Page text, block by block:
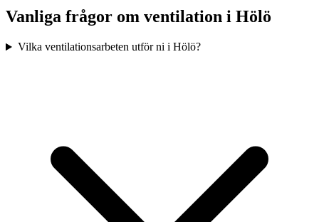
Vanliga frågor om ventilation i Hölö
Vilka ventilationsarbeten utför ni i Hölö?